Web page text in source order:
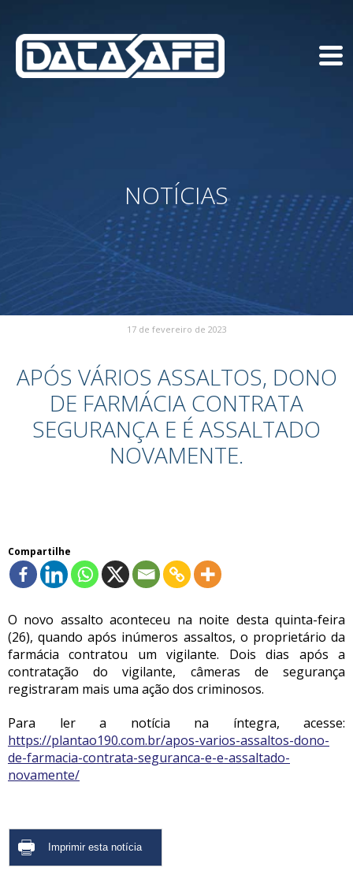
NOTÍCIAS
17 de fevereiro de 2023
APÓS VÁRIOS ASSALTOS, DONO
DE FARMÁCIA CONTRATA
SEGURANÇA E É ASSALTADO
NOVAMENTE.
Compartilhe
O novo assalto aconteceu na noite desta quinta-feira
(26), quando após inúmeros assaltos, o proprietário da
farmácia contratou um vigilante. Dois dias após a
contratação do vigilante, câmeras de segurança
registraram mais uma ação dos criminosos.
Para ler a notícia na íntegra, acesse:
https://plantao190.com.br/apos-varios-assaltos-dono-
de-farmacia-contrata-seguranca-e-e-assaltado-
novamente/